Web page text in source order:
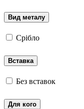
Вид металу
Срібло
Вставка
Без вставок
Для кого